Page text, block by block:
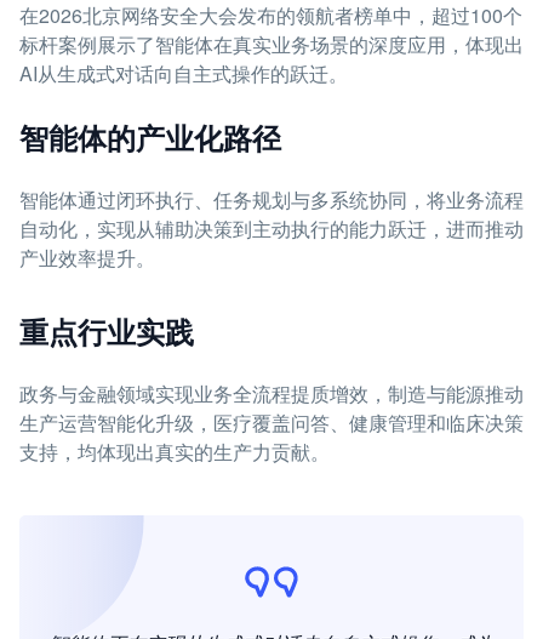
在2026北京网络安全大会发布的领航者榜单中，超过100个
标杆案例展示了智能体在真实业务场景的深度应用，体现出
AI从生成式对话向自主式操作的跃迁。
智能体的产业化路径
智能体通过闭环执行、任务规划与多系统协同，将业务流程
自动化，实现从辅助决策到主动执行的能力跃迁，进而推动
产业效率提升。
重点行业实践
政务与金融领域实现业务全流程提质增效，制造与能源推动
生产运营智能化升级，医疗覆盖问答、健康管理和临床决策
支持，均体现出真实的生产力贡献。